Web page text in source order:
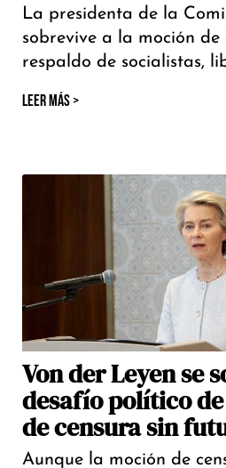
La presidenta de la
sobrevive a la moción de
respaldo de socialistas,
LEER MÁS >
Von der Leyen se
desafío político
de censura sin
Aunque la moción de